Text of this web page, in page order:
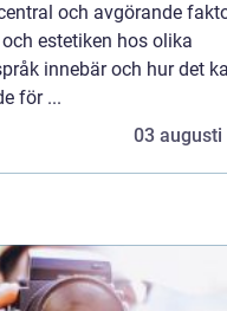
och avgörande
estetiken hos olika
innebär och hur det
för ...
03 augusti